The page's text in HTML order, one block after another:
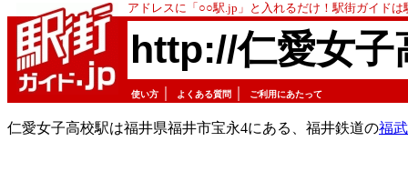
アドレスに「○○駅.jp」と入れるだけ！駅街ガイド
http://仁愛女子
使い方 よくある質問 ご利用にあたって
仁愛女子高校駅は福井県福井市宝永4にある、福井鉄道の福